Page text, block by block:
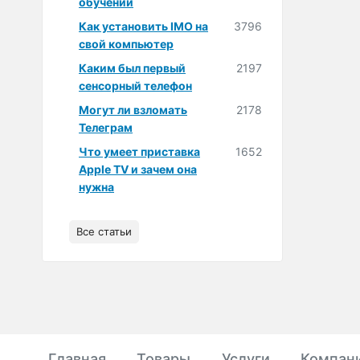
Как установить IMO на
свой компьютер
3796
Каким был первый
сенсорный телефон
2197
Могут ли взломать
Телеграм
2178
Что умеет приставка
Apple TV и зачем она
нужна
1652
Все статьи